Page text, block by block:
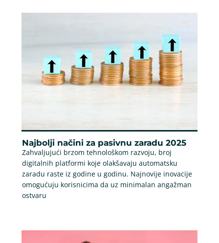
Najbolji načini za pasivnu zaradu 2025
Zahvaljujući brzom tehnološkom razvoju, broj
digitalnih platformi koje olakšavaju automatsku
zaradu raste iz godine u godinu. Najnovije inovacije
omogućuju korisnicima da uz minimalan angažman
ostvaru